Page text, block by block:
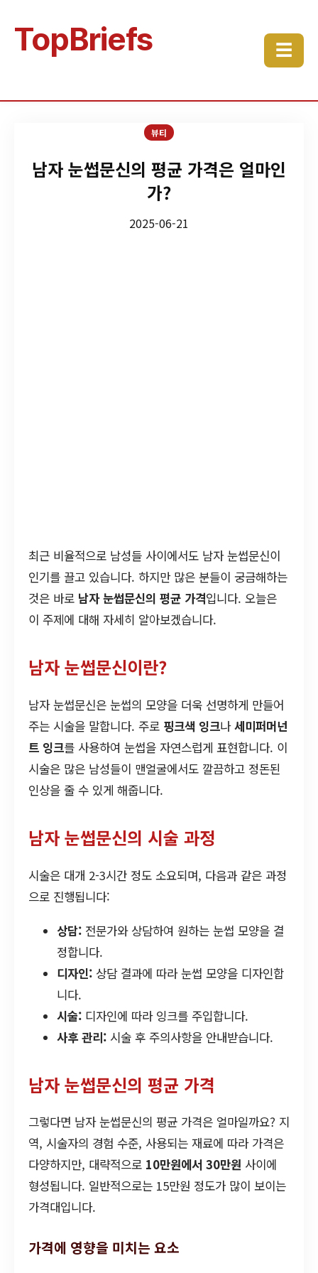
TopBriefs ☰
뷰티
남자 눈썹문신의 평균 가격은 얼마인
가?
2025-06-21
최근 비율적으로 남성들 사이에서도 남자 눈썹문신이
인기를 끌고 있습니다. 하지만 많은 분들이 궁금해하는
것은 바로 남자 눈썹문신의 평균 가격입니다. 오늘은
이 주제에 대해 자세히 알아보겠습니다.
남자 눈썹문신이란?
남자 눈썹문신은 눈썹의 모양을 더욱 선명하게 만들어
주는 시술을 말합니다. 주로 핑크색 잉크나세미퍼머넌
트 잉크를 사용하여 눈썹을 자연스럽게 표현합니다. 이
시술은 많은 남성들이 맨얼굴에서도 깔끔하고 정돈된
인상을 줄 수 있게 해줍니다.
남자 눈썹문신의 시술 과정
시술은 대개 2-3시간 정도 소요되며, 다음과 같은 과정
으로 진행됩니다:
상담: 전문가와 상담하여 원하는 눈썹 모양을 결
정합니다.
디자인: 상담 결과에 따라 눈썹 모양을 디자인합
니다.
시술: 디자인에 따라 잉크를 주입합니다.
사후 관리: 시술 후 주의사항을 안내받습니다.
남자 눈썹문신의 평균 가격
그렇다면 남자 눈썹문신의 평균 가격은 얼마일까요? 지
역, 시술자의 경험 수준, 사용되는 재료에 따라 가격은
다양하지만, 대략적으로 10만원에서 30만원 사이에
형성됩니다. 일반적으로는 15만원 정도가 많이 보이는
가격대입니다.
가격에 영향을 미치는 요소